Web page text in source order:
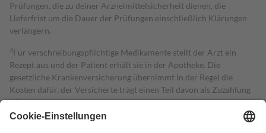
Prüfungen, die zu deiner Arzneimittelsicherheit dienen, die
Lieferfrist um die Dauer der Prüfungen einschließlich Klärungen
verlängern.
4Für verschreibungspflichtige Medikamente stellt der Arzt ein
Rezept aus und der Patient erhält sie in der Apotheke. Die
gesetzliche Krankenversicherung übernimmt in der Regel die
Kosten dafür, der Versicherte trägt einen Teil davon als Zuzahlung
mit.
Grundsätzlich leisten Mitglieder Zuzahlungen in Höhe von zehn